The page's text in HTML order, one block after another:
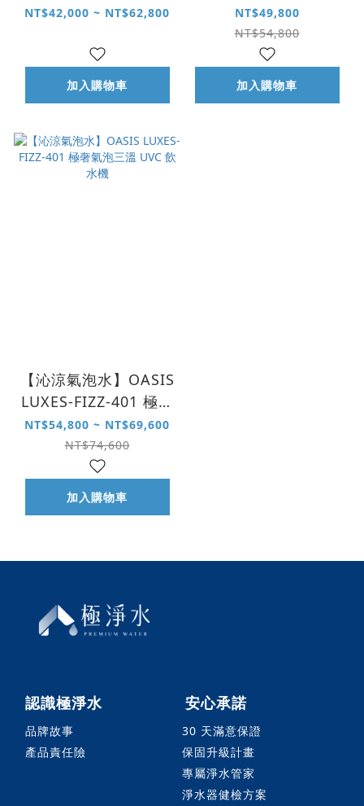
398 冰冷熱 三溫 UVC
NT$42,000 ~ NT$62,800
加入購物車
TW 旗艦 RO 瞬熱飲水
機
NT$49,800
NT$54,800
加入購物車
【沁涼氣泡水】OASIS
LUXES-FIZZ-401 極奢
氣泡三溫 UVC 飲水機
NT$54,800 ~ NT$69,600
NT$74,600
加入購物車
認識極淨水
品牌故事
產品責任險
安心承諾
30 天滿意保證
保固升級計畫
專屬淨水管家
淨水器健檢方案